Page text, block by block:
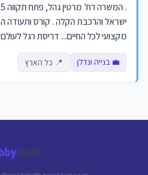
ישראל והרכבת הקלה . קורס ותעודה
מקצועי לכל החיים... דריסת רגל
💼 בנייה ונדלן 📍 כל הארץ
.co.il